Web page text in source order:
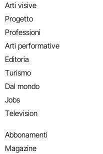
Arti visive
Progetto
Professioni
Arti performative
Editoria
Turismo
Dal mondo
Jobs
Television
Abbonamenti
Magazine